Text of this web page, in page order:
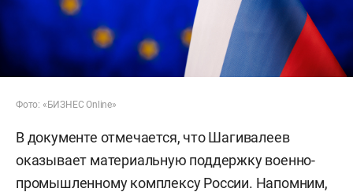
Фото: «БИЗНЕС Online»
В документе отмечается, что Шагивалеев
оказывает материальную поддержку военно-
промышленному комплексу России. Напомним,